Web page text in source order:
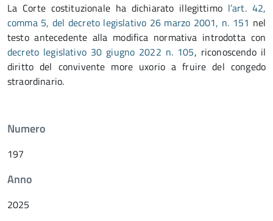
La Corte costituzionale ha dichiarato illegittimo l’art. 42,
comma 5, del decreto legislativo 26 marzo 2001, n. 151 nel
testo antecedente alla modifica normativa introdotta con
decreto legislativo 30 giugno 2022 n. 105, riconoscendo il
diritto del convivente more uxorio a fruire del congedo
straordinario.
Numero
197
Anno
2025